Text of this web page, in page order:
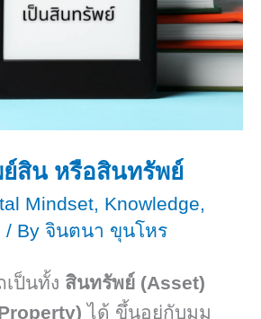
สิน​ หรือสินทรัพย์​
Mindset, Knowledge,
/ By จินตนา ขุนโหร
เป็นทั้ง สินทรัพย์ (Asset)
ได้ ขึ้นอยู่กับมุม